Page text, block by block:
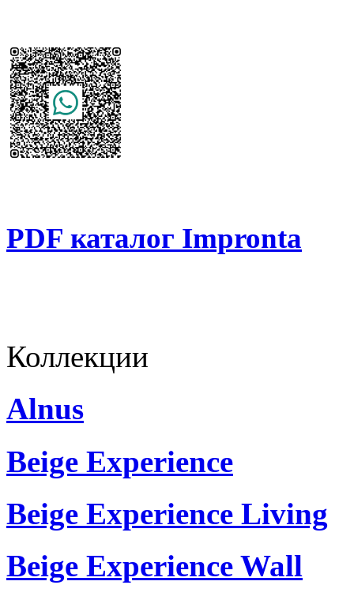
PDF каталог Impronta
Коллекции
Alnus
Beige Experience
Beige Experience Living
Beige Experience Wall